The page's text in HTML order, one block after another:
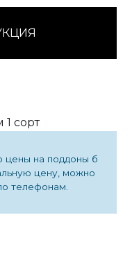
на поддоны б
цену, можно
телефонам.